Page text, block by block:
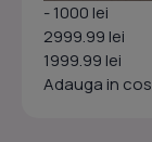
- 1000 lei
2999.99 lei
1999.99 lei
Adauga in cos